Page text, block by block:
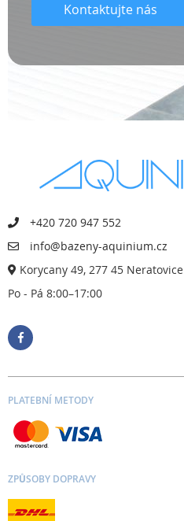
Kontaktujte nás
+420 720 947 552
info@bazeny-aquinium.cz
Korycany 49, 277 45 Neratovice
Po - Pá 8:00–17:00
PLATEBNÍ METODY
ZPŮSOBY DOPRAVY